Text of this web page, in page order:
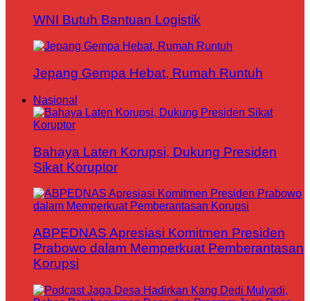
WNI Butuh Bantuan Logistik
Jepang Gempa Hebat, Rumah Runtuh
Nasional
Bahaya Laten Korupsi, Dukung Presiden
Sikat Koruptor
ABPEDNAS Apresiasi Komitmen Presiden
Prabowo dalam Memperkuat Pemberantasan
Korupsi